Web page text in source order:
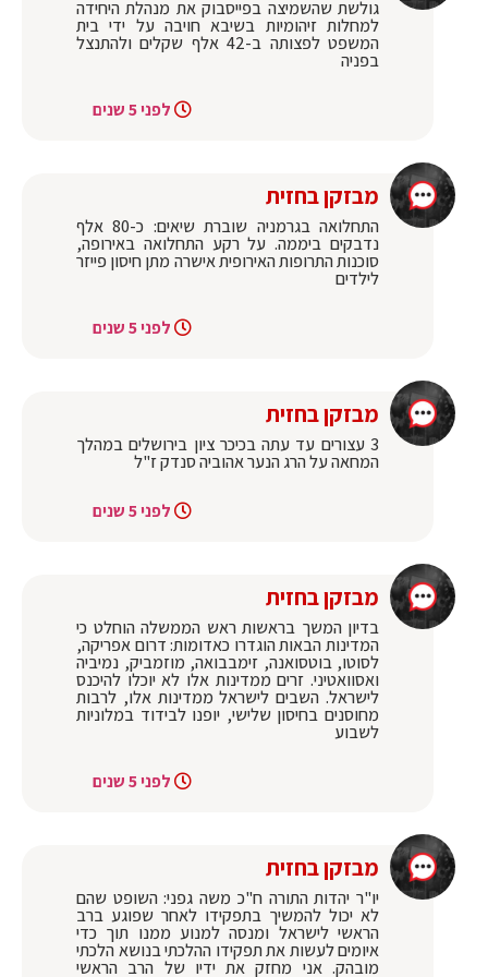
גולשת שהשמיצה בפייסבוק את מנהלת היחידה
למחלות זיהומיות בשיבא חויבה על ידי בית
המשפט לפצותה ב-42 אלף שקלים ולהתנצל
בפניה
לפני 5 שנים
מבזקן בחזית
התחלואה בגרמניה שוברת שיאים: כ-80 אלף
נדבקים ביממה. על רקע התחלואה באירופה,
סוכנות התרופות האירופית אישרה מתן חיסון פייזר
לילדים
לפני 5 שנים
מבזקן בחזית
3 עצורים עד עתה בכיכר ציון בירושלים במהלך
המחאה על הרג הנער אהוביה סנדק ז"ל
לפני 5 שנים
מבזקן בחזית
בדיון המשך בראשות ראש הממשלה הוחלט כי
המדינות הבאות הוגדרו כאדומות: דרום אפריקה,
לסוטו, בוטסואנה, זימבבואה, מוזמביק, נמיביה
ואסוואטיני. זרים ממדינות אלו לא יוכלו להיכנס
לישראל. השבים לישראל ממדינות אלו, לרבות
מחוסנים בחיסון שלישי, יופנו לבידוד במלוניות
לשבוע
לפני 5 שנים
מבזקן בחזית
יו"ר יהדות התורה ח"כ משה גפני: השופט שהם
לא יכול להמשיך בתפקידו לאחר שפוגע ברב
הראשי לישראל ומנסה למנוע ממנו תוך כדי
איומים לעשות את תפקידו ההלכתי בנושא הלכתי
מובהק. אני מחזק את ידיו של הרב הראשי